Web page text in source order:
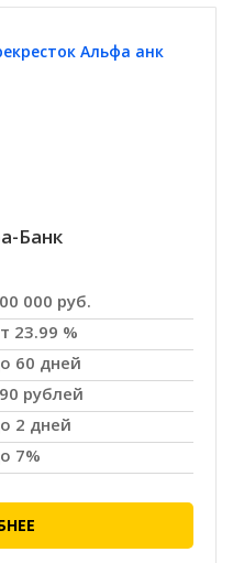
Банк
000 руб.
23.99 %
60 дней
рублей
2 дней
7%